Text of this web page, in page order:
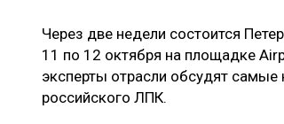
ЛОГИСТИКА
ПРОИЗВОДСТВО ДРЕВЕСНЫХ ПЛИТ
ЦБП
Через две недели состоится
11 по 12 октября на площадке
эксперты отрасли обсудят
российского ЛПК.